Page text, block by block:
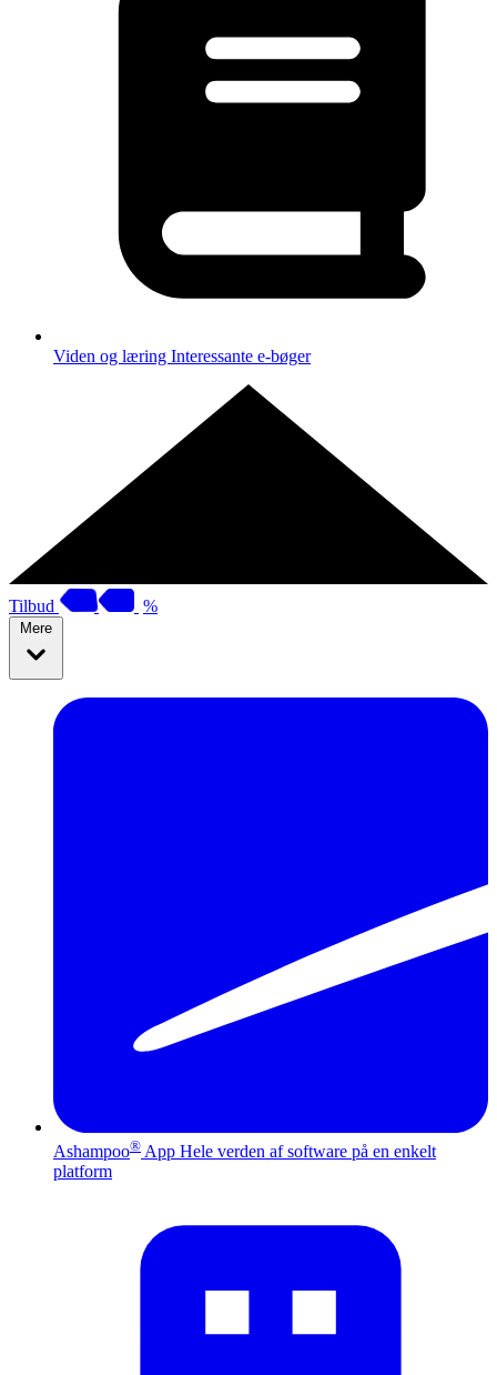
Viden og læring Interessante e-bøger
Tilbud %
Mere
Ashampoo® App Hele verden af software på en enkelt
platform